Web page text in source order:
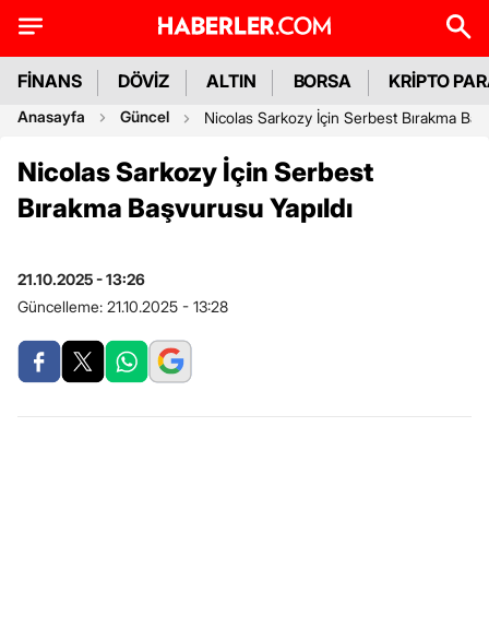
FİNANS DÖVİZ ALTIN BORSA KRİPTO
Anasayfa Güncel Nicolas Sarkozy İçin Serbest Bırakma
Nicolas Sarkozy İçin Serbest
Bırakma Başvurusu Yapıldı
21.10.2025 - 13:26
Güncelleme: 21.10.2025 - 13:28